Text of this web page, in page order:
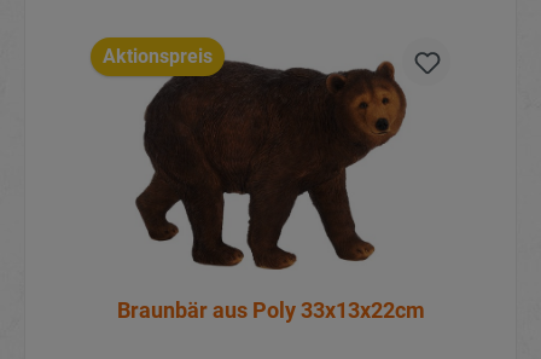
Aktionspreis
Braunbär aus Poly 33x13x22cm